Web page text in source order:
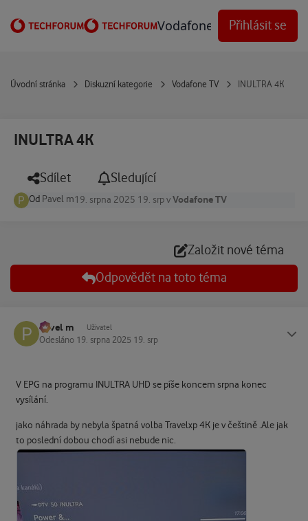
Vodafone Techforum
Přihlásit se
Úvodní stránka Diskuzní kategorie Vodafone TV INULTRA 4K
INULTRA 4K
Sdílet Sledující
Od Pavel m19. srpna 2025 19. srpvVodafone TV
Založit nové téma
Odpovědět na toto téma
Pavel m Uživatel
Odesláno 19. srpna 2025 19. srp
V EPG na programu INULTRA UHD se píše koncem srpna konec
vysílání.
jako náhrada by nebyla špatná volba Travelxp 4K je v češtině .Ale jak
to poslední dobou chodí asi nebude nic.